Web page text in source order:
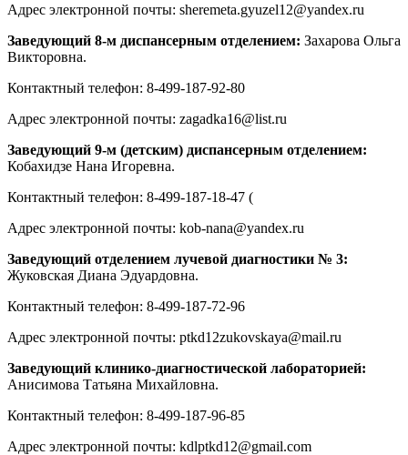
Адрес электронной почты: sheremeta.gyuzel12@yandex.ru
Заведующий 8-м диспансерным отделением: Захарова Ольга
Викторовна.
Контактный телефон: 8-499-187-92-80
Адрес электронной почты: zagadka16@list.ru
Заведующий 9-м (детским) диспансерным отделением:
Кобахидзе Нана Игоревна.
Контактный телефон: 8-499-187-18-47 (
Адрес электронной почты: kob-nana@yandex.ru
Заведующий отделением лучевой диагностики № 3:
Жуковская Диана Эдуардовна.
Контактный телефон: 8-499-187-72-96
Адрес электронной почты: ptkd12zukovskaya@mail.ru
Заведующий клинико-диагностической лабораторией:
Анисимова Татьяна Михайловна.
Контактный телефон: 8-499-187-96-85
Адрес электронной почты: kdlptkd12@gmail.com